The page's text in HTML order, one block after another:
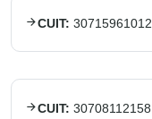
CUIT: 30715961012
CUIT: 30708112158